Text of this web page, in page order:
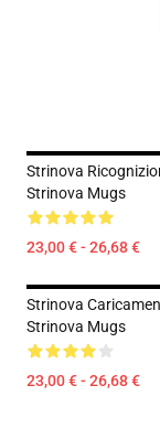
Strinova
Strinova Mugs
23,00 € - 26,68 €
Strinova
Strinova Mugs
23,00 € - 26,68 €